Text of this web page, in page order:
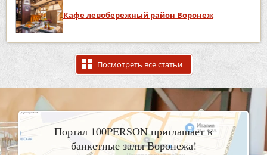
Кафе левобережный район Воронеж
Посмотреть все статьи
Портал 100PERSON приглашает в
банкетные залы Воронежа!